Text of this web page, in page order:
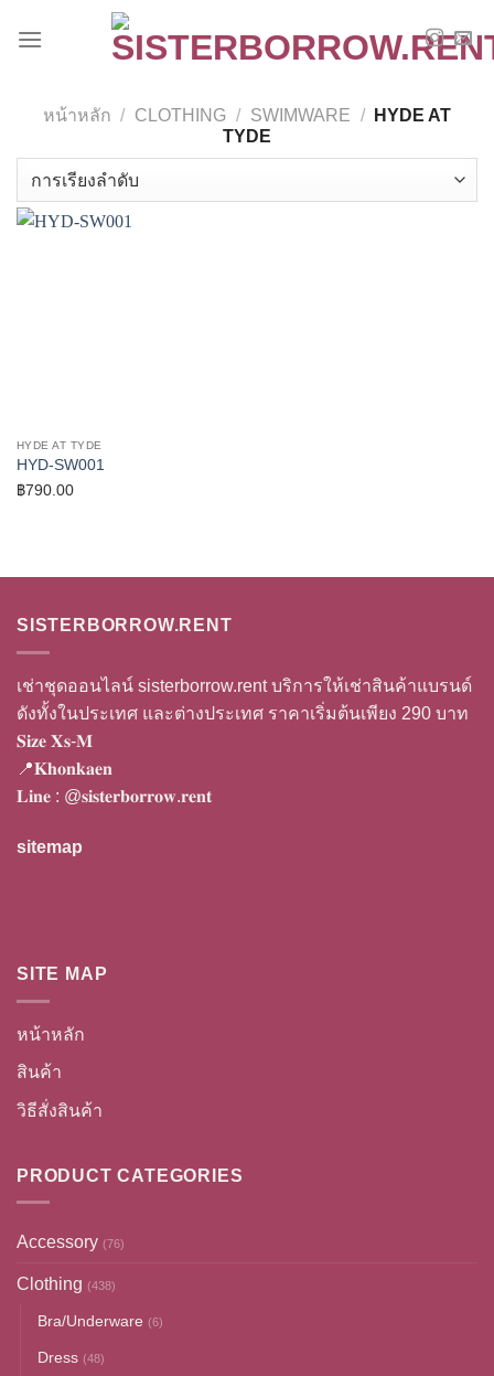
หน้าหลัก / CLOTHING / SWIMWARE /
HYDE AT
TYDE
HYDE AT TYDE
HYD-SW001
฿790.00
SISTERBORROW.RENT
เช่าชุดออนไลน์ sisterborrow.rent บริการให้เช่าสินค้าแบรนด์
ดังทั้งในประเทศ และต่างประเทศ ราคาเริ่มต้นเพียง 290 บาท
𝐒𝐢𝐳𝐞 𝐗𝐬-𝐌
📍𝐊𝐡𝐨𝐧𝐤𝐚𝐞𝐧
𝐋𝐢𝐧𝐞 : @𝐬𝐢𝐬𝐭𝐞𝐫𝐛𝐨𝐫𝐫𝐨𝐰.𝐫𝐞𝐧𝐭
sitemap
SITE MAP
หน้าหลัก
สินค้า
วิธีสั่งสินค้า
PRODUCT CATEGORIES
Accessory (76)
Clothing (438)
Bra/Underware (6)
Dress (48)